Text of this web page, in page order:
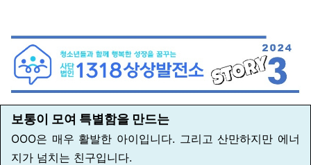
보통이 모여 특별함을 만드는
OOO은 매우 활발한 아이입니다. 그리고 산만하지만 에너
지가 넘치는 친구입니다.